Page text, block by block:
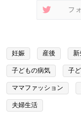
妊娠 産後 新
子どもの病気 子
ママファッション
夫婦生活